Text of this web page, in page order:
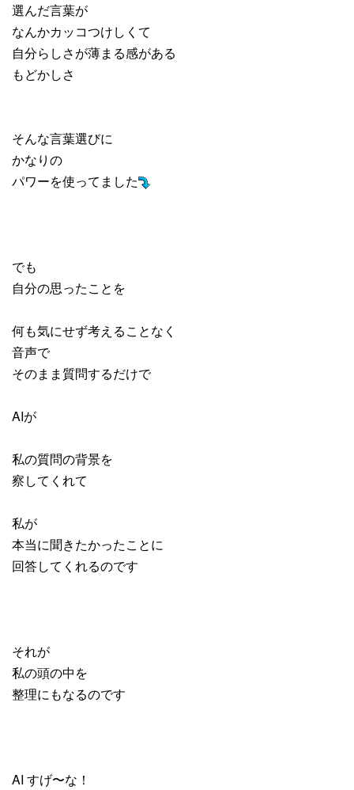
選んだ言葉が
なんかカッコつけしくて
自分らしさが薄まる感がある
もどかしさ
そんな言葉選びに
かなりの
パワーを使ってました
でも
自分の思ったことを
何も気にせず考えることなく
音声で
そのまま質問するだけで
AIが
私の質問の背景を
察してくれて
私が
本当に聞きたかったことに
回答してくれるのです
それが
私の頭の中を
整理にもなるのです
AI すげ〜な！